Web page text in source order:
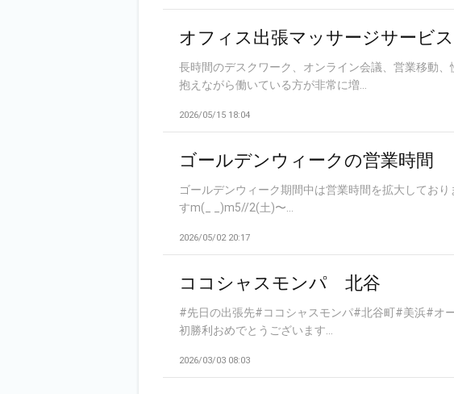
オフィス出張マッサージサービス
長時間のデスクワーク、オンライン会議、営業移動
抱えながら働いている方が非常に増...
2026/05/15 18:04
ゴールデンウィークの営業時間
ゴールデンウィーク期間中は営業時間を拡大してお
すm(_ _)m5//2(土)〜...
2026/05/02 20:17
ココシャスモンパ 北谷
#先日の出張先#ココシャスモンパ#北谷町#美浜#オ
初勝利おめでとうございます...
2026/03/03 08:03